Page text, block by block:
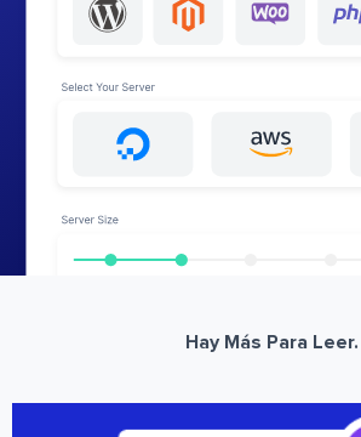
Hay Más Para Leer.